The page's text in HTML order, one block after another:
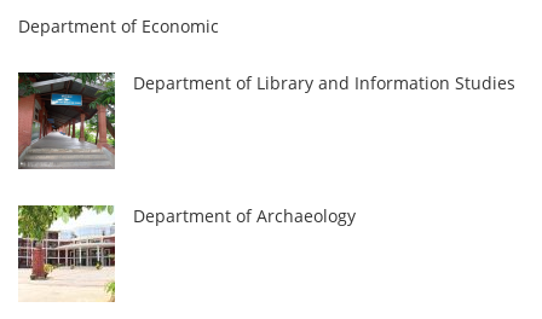
Department of Economic
Department of Library and Information Studies
Department of Archaeology